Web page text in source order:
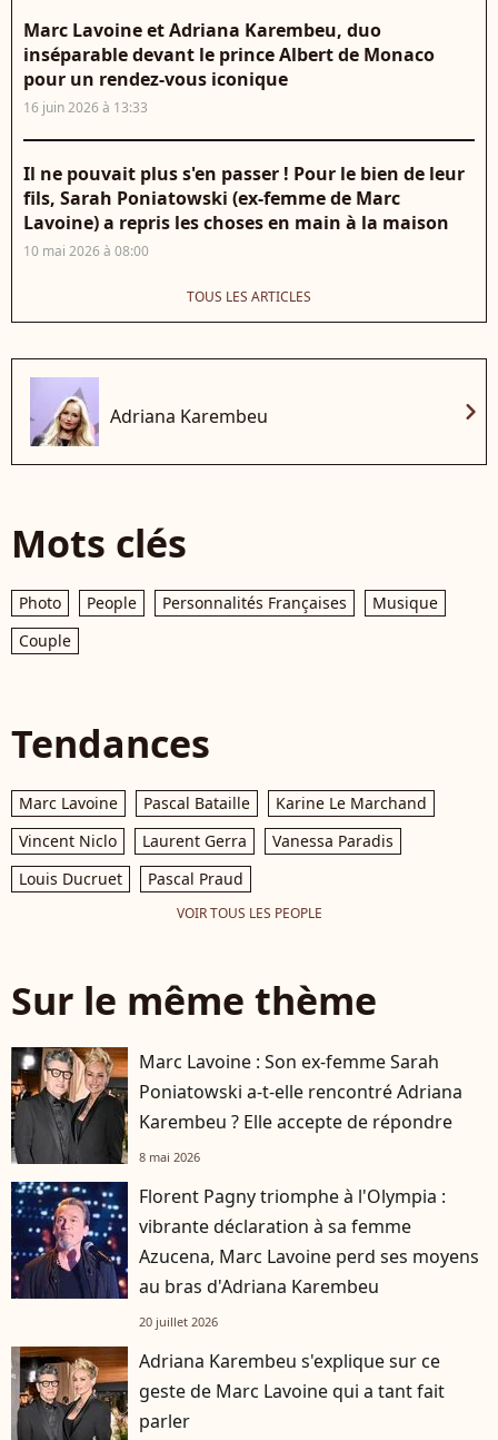
Marc Lavoine et Adriana Karembeu, duo
inséparable devant le prince Albert de Monaco
pour un rendez-vous iconique
16 juin 2026 à 13:33
Il ne pouvait plus s'en passer ! Pour le bien de leur
fils, Sarah Poniatowski (ex-femme de Marc
Lavoine) a repris les choses en main à la maison
10 mai 2026 à 08:00
TOUS LES ARTICLES
Adriana Karembeu chevron_right
Mots clés
Photo People Personnalités Françaises
Musique
Couple
Tendances
Marc Lavoine Pascal Bataille
Karine Le Marchand
Vincent Niclo
Laurent Gerra
Vanessa Paradis
Louis Ducruet
Pascal Praud
VOIR TOUS LES PEOPLE
Sur le même thème
Marc Lavoine : Son ex-femme Sarah
Poniatowski a-t-elle rencontré Adriana
Karembeu ? Elle accepte de répondre
8 mai 2026
Florent Pagny triomphe à l'Olympia :
vibrante déclaration à sa femme
Azucena, Marc Lavoine perd ses moyens
au bras d'Adriana Karembeu
20 juillet 2026
Adriana Karembeu s'explique sur ce
geste de Marc Lavoine qui a tant fait
parler